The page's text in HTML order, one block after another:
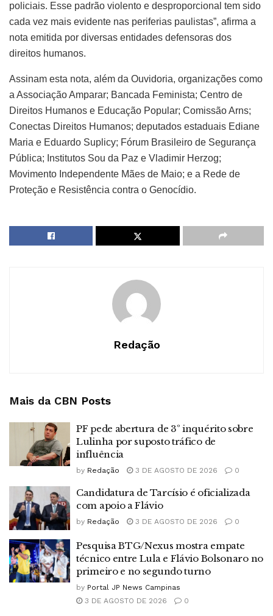
policiais. Esse padrão violento e desproporcional tem sido
cada vez mais evidente nas periferias paulistas”, afirma a
nota emitida por diversas entidades defensoras dos
direitos humanos.
Assinam esta nota, além da Ouvidoria, organizações como
a Associação Amparar; Bancada Feminista; Centro de
Direitos Humanos e Educação Popular; Comissão Arns;
Conectas Direitos Humanos; deputados estaduais Ediane
Maria e Eduardo Suplicy; Fórum Brasileiro de Segurança
Pública; Institutos Sou da Paz e Vladimir Herzog;
Movimento Independente Mães de Maio; e a Rede de
Proteção e Resistência contra o Genocídio.
Redação
Mais da CBN Posts
PF pede abertura de 3º inquérito sobre
Lulinha por suposto tráfico de
influência
by Redação 3 DE AGOSTO DE 2026 0
Candidatura de Tarcísio é oficializada
com apoio a Flávio
by Redação 3 DE AGOSTO DE 2026 0
Pesquisa BTG/Nexus mostra empate
técnico entre Lula e Flávio Bolsonaro no
primeiro e no segundo turno
by Portal JP News Campinas
3 DE AGOSTO DE 2026
0